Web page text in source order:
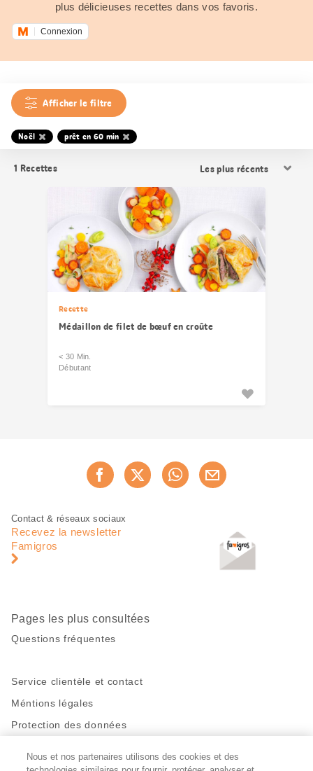
plus délicieuses recettes dans vos favoris.
Connexion
Afficher le filtre
Noël prêt en 60 min
1 Recettes
les
Recette
Médaillon de filet de bœuf en croûte
< 30 Min.
Débutant
Recommander maintenant
Pied
page
Navigation
pied
Contact & réseaux sociaux
Recevez la newsletter
Famigros
Pages les plus consultées
Questions fréquentes
Service clientèle et contact
Méntions légales
Protection des données
Restez en contact!
Nous et nos partenaires utilisons des cookies et des